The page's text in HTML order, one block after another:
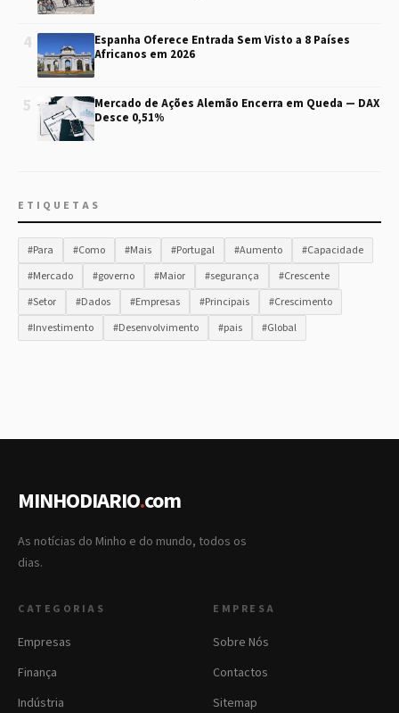
4
Espanha Oferece Entrada Sem Visto a 8 Países
Africanos em 2026
5
Mercado de Ações Alemão Encerra em Queda — DAX
Desce 0,51%
ETIQUETAS
#Para #Como #Mais #Portugal #Aumento
#Capacidade
#Mercado
#governo #Maior #segurança
#Crescente
#Setor
#Dados #Empresas #Principais
#Crescimento
#Investimento
#Desenvolvimento #pais #Global
MINHODIARIO.com
As notícias do Minho e do mundo, todos os
dias.
CATEGORIAS
Empresas
Finança
Indústria
EMPRESA
Sobre Nós
Contactos
Sitemap